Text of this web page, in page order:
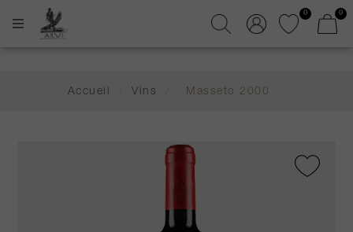
0 0
Accueil Vins Masseto 2000